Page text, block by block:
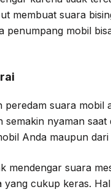
membuat suara
penumpang mobil
suara mobil
nyaman
Anda maupun
mendengar suara
cukup keras.